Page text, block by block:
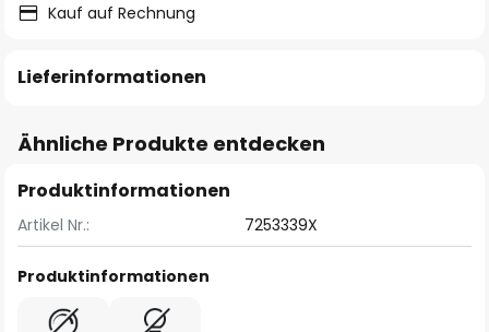
Kauf auf Rechnung
Lieferinformationen
Ähnliche Produkte entdecken
Produktinformationen
Artikel Nr.: 7253339X
Produktinformationen